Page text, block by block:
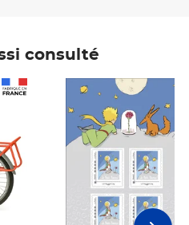
consulté
Prix 7,50€